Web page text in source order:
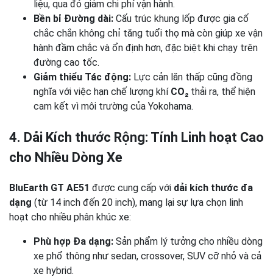
liệu, qua đó giảm chi phí vận hành.
Bền bỉ Đường dài: Cấu trúc khung lốp được gia cố
chắc chắn không chỉ tăng tuổi thọ mà còn giúp xe vận
hành đầm chắc và ổn định hơn, đặc biệt khi chạy trên
đường cao tốc.
Giảm thiểu Tác động: Lực cản lăn thấp cũng đồng
nghĩa với việc hạn chế lượng khí CO₂ thải ra, thể hiện
cam kết vì môi trường của Yokohama.
4. Dải Kích thước Rộng: Tính Linh hoạt Cao
cho Nhiều Dòng Xe
BluEarth GT AE51 được cung cấp với dải kích thước đa
dạng (từ 14 inch đến 20 inch), mang lại sự lựa chọn linh
hoạt cho nhiều phân khúc xe:
Phù hợp Đa dạng: Sản phẩm lý tưởng cho nhiều dòng
xe phổ thông như sedan, crossover, SUV cỡ nhỏ và cả
xe hybrid.